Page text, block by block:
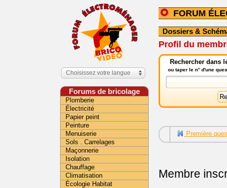
FORUM
Dossiers &
Profil du
Rechercher dans
ou taper le n° d'une
Première
Membre
Choisissez votre langue
Forums de bricolage
Plomberie
Électricité
Papier peint
Peinture
Menuiserie
Sols . Carrelages
Maçonnerie
Isolation
Chauffage
Climatisation
Écologie Habitat